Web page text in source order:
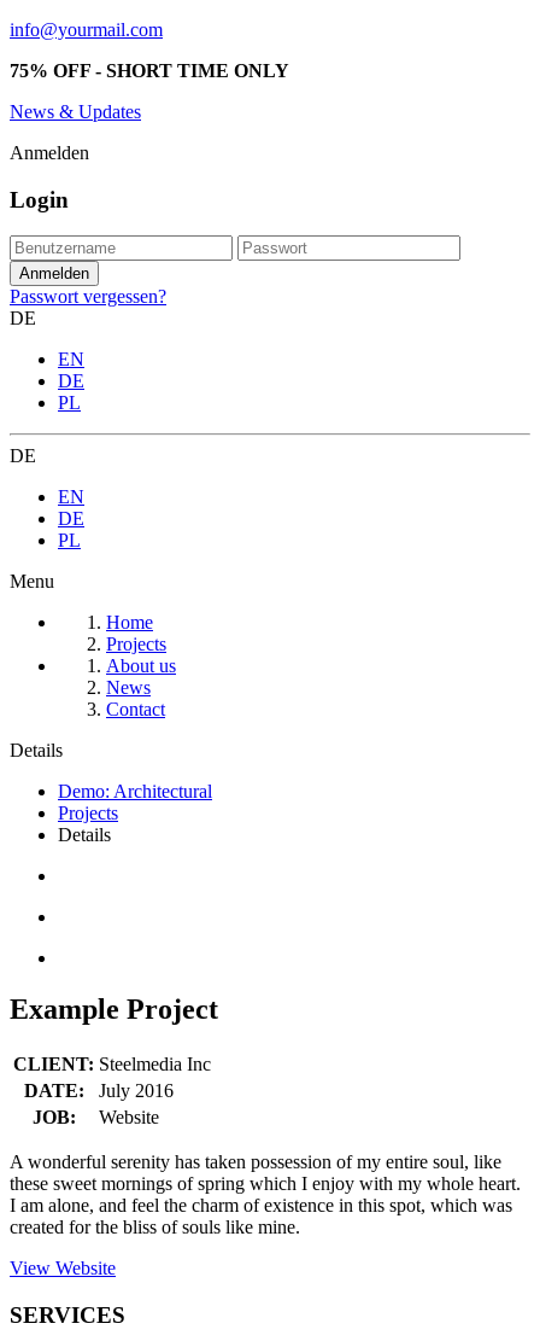
info@yourmail.com
75% OFF - SHORT TIME ONLY
News & Updates
Anmelden
Login
Passwort vergessen?
DE
EN
DE
PL
DE
EN
DE
PL
Menu
Home
Projects
About us
News
Contact
Details
Demo: Architectural
Projects
Details
Example Project
CLIENT: Steelmedia Inc
DATE:
July 2016
JOB:
Website
A wonderful serenity has taken possession of my entire soul, like
these sweet mornings of spring which I enjoy with my whole heart.
I am alone, and feel the charm of existence in this spot, which was
created for the bliss of souls like mine.
View Website
SERVICES